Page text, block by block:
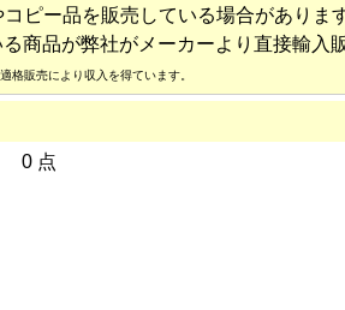
ピー品を販売している場合があります
商品が弊社がメーカーより直接輸入
格販売により収入を得ています。
0 点